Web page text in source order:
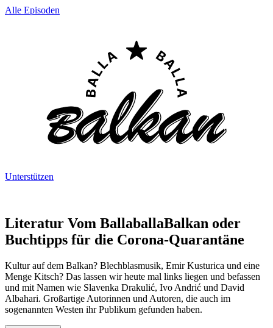
Alle Episoden
Unterstützen
Literatur Vom BallaballaBalkan oder
Buchtipps für die Corona-Quarantäne
Kultur auf dem Balkan? Blechblasmusik, Emir Kusturica und eine
Menge Kitsch? Das lassen wir heute mal links liegen und befassen
und mit Namen wie Slavenka Drakulić, Ivo Andrić und David
Albahari. Großartige Autorinnen und Autoren, die auch im
sogenannten Westen ihr Publikum gefunden haben.